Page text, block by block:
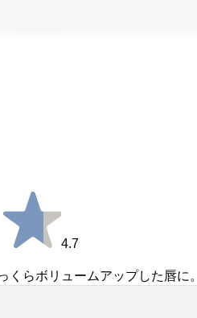
4.7
らボリュームアップした唇に。